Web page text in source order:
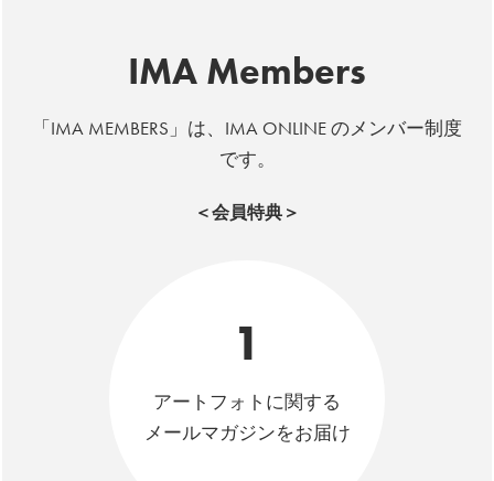
IMA Members
「IMA MEMBERS」は、IMA ONLINE のメンバー制度
です。
＜会員特典＞
1
アートフォトに関する
メールマガジンをお届け